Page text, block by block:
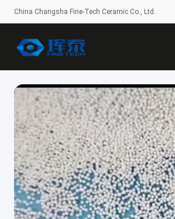
China Changsha Fine-Tech Ceramic Co., Ltd.